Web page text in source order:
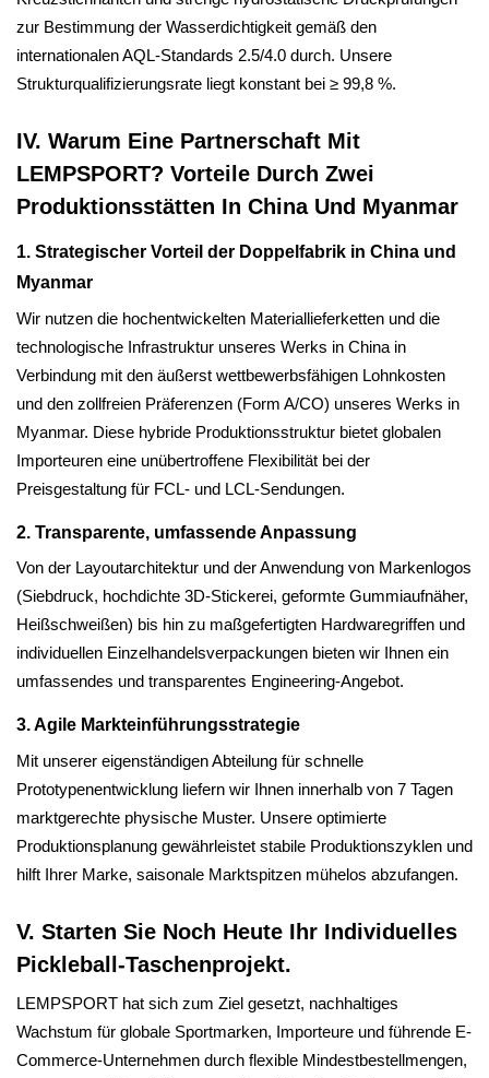
zur Bestimmung der Wasserdichtigkeit gemäß den
internationalen AQL-Standards 2.5/4.0 durch. Unsere
Strukturqualifizierungsrate liegt konstant bei ≥ 99,8 %.
IV. Warum Eine Partnerschaft Mit
LEMPSPORT? Vorteile Durch Zwei
Produktionsstätten In China Und Myanmar
1. Strategischer Vorteil der Doppelfabrik in China und
Myanmar
Wir nutzen die hochentwickelten Materiallieferketten und die
technologische Infrastruktur unseres Werks in China in
Verbindung mit den äußerst wettbewerbsfähigen Lohnkosten
und den zollfreien Präferenzen (Form A/CO) unseres Werks in
Myanmar. Diese hybride Produktionsstruktur bietet globalen
Importeuren eine unübertroffene Flexibilität bei der
Preisgestaltung für FCL- und LCL-Sendungen.
2. Transparente, umfassende Anpassung
Von der Layoutarchitektur und der Anwendung von Markenlogos
(Siebdruck, hochdichte 3D-Stickerei, geformte Gummiaufnäher,
Heißschweißen) bis hin zu maßgefertigten Hardwaregriffen und
individuellen Einzelhandelsverpackungen bieten wir Ihnen ein
umfassendes und transparentes Engineering-Angebot.
3. Agile Markteinführungsstrategie
Mit unserer eigenständigen Abteilung für schnelle
Prototypenentwicklung liefern wir Ihnen innerhalb von 7 Tagen
marktgerechte physische Muster. Unsere optimierte
Produktionsplanung gewährleistet stabile Produktionszyklen und
hilft Ihrer Marke, saisonale Marktspitzen mühelos abzufangen.
V. Starten Sie Noch Heute Ihr Individuelles
Pickleball-Taschenprojekt.
LEMPSPORT hat sich zum Ziel gesetzt, nachhaltiges
Wachstum für globale Sportmarken, Importeure und führende E-
Commerce-Unternehmen durch flexible Mindestbestellmengen,